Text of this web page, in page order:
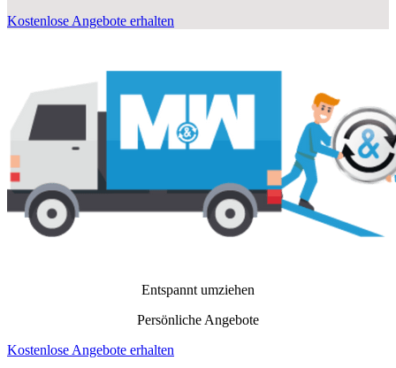
Kostenlose Angebote erhalten
Entspannt umziehen
Persönliche Angebote
Kostenlose Angebote erhalten